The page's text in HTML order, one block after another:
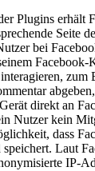
Plugins erhält
Seite
bei
zum
direkt an
Nutzer kein
dass
Laut
IP-